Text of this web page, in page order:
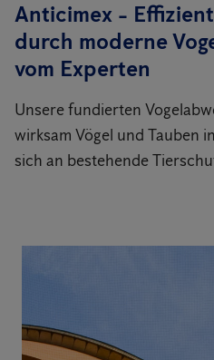
Anticimex -
durch moderne
vom Experten
Unsere fundierten
wirksam Vögel und Tauben
sich an bestehende